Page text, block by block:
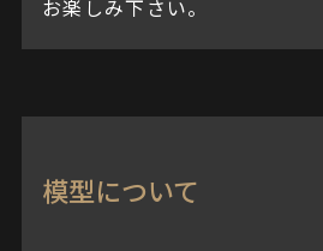
お楽しみ下さい。
模型について